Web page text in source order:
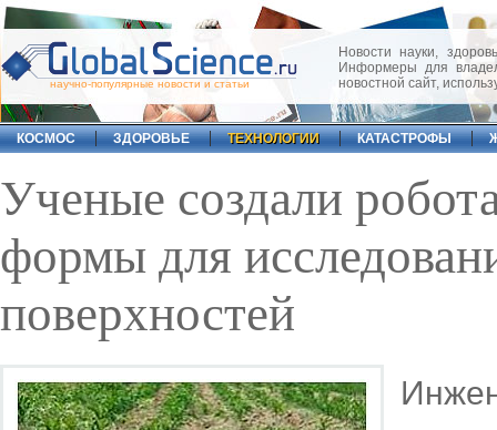
научно-популярные новости и статьи
Новости науки,
Информеры для
новостной сайт,
КОСМОС ЗДОРОВЬЕ ТЕХНОЛОГИИ КАТАСТРОФЫ
Ученые создали
формы для
поверхностей